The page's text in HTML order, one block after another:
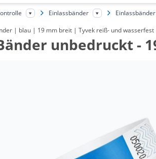
Einlassbänder
| blau | 19 mm breit | Tyvek reiß- und wasserfest
unbedruckt -